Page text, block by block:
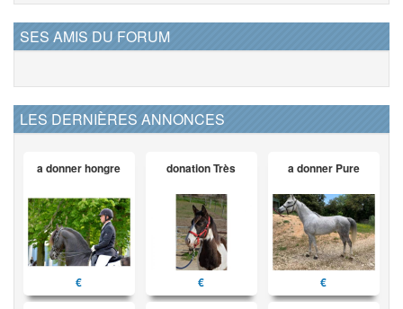
SES AMIS DU FORUM
LES DERNIÈRES ANNONCES
a donner hongre
€
donation Très
€
a donner Pure
€